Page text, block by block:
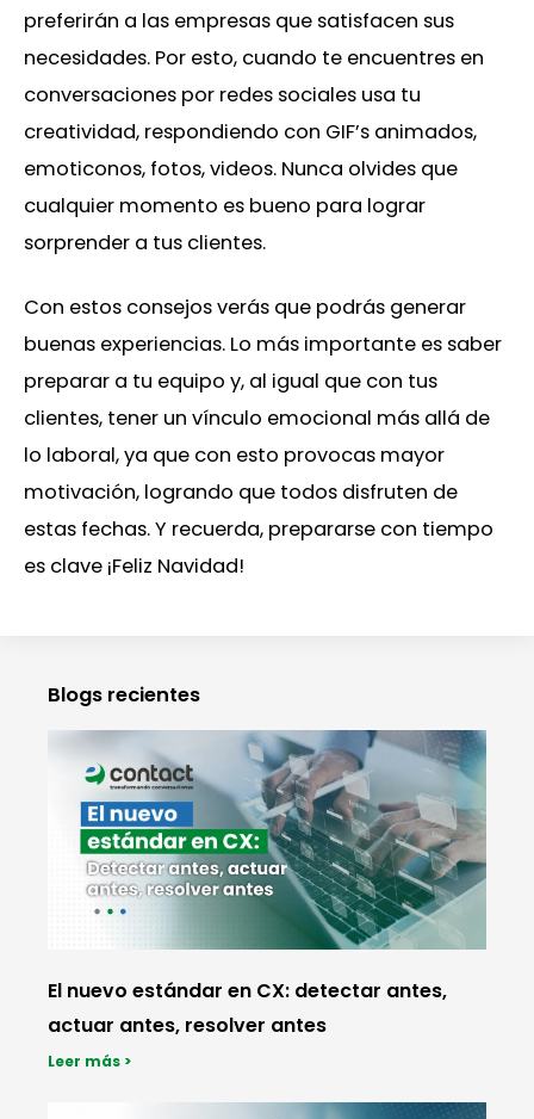
preferirán a las empresas que satisfacen sus
necesidades. Por esto, cuando te encuentres en
conversaciones por redes sociales usa tu
creatividad, respondiendo con GIF’s animados,
emoticonos, fotos, videos. Nunca olvides que
cualquier momento es bueno para lograr
sorprender a tus clientes.
Con estos consejos verás que podrás generar
buenas experiencias. Lo más importante es saber
preparar a tu equipo y, al igual que con tus
clientes, tener un vínculo emocional más allá de
lo laboral, ya que con esto provocas mayor
motivación, logrando que todos disfruten de
estas fechas. Y recuerda, prepararse con tiempo
es clave ¡Feliz Navidad!
Blogs recientes
El nuevo estándar en CX: detectar antes,
actuar antes, resolver antes
Leer más >